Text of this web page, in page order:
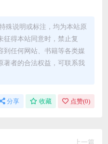
殊说明或标注，均为本站原
征得本站同意时，禁止复
到任何网站、书籍等各类媒
著者的合法权益，可联系我
分享 收藏 点赞(0)
上一篇